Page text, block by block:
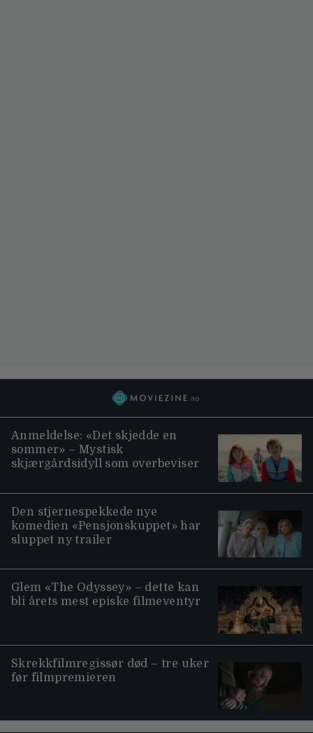
Anmeldelse: «Det skjedde en
sommer» – Mystisk
skjærgårdsidyll som overbeviser
Den stjernespekkede nye
komedien «Pensjonskuppet» har
sluppet ny trailer
Glem «The Odyssey» – dette kan
bli årets mest episke filmeventyr
Skrekkfilmregissør død – tre uker
før filmpremieren